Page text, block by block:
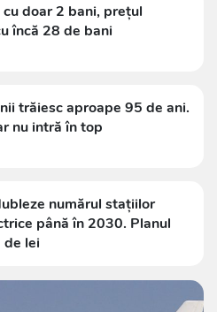
doar 2 bani, prețul
încă 28 de bani
trăiesc aproape 95 de ani.
nu intră în top
numărul stațiilor
până în 2030. Planul
de lei